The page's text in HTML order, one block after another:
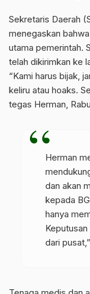
Sekretaris Daerah
menegaskan
utama pemerintah.
telah dikirimkan ke
“Kami harus bijak,
keliru atau hoaks.
tegas Herman,
Herman
dan akan
kepada
hanya
dari